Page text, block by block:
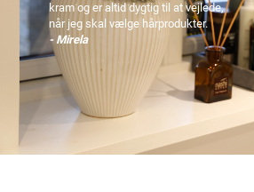
kram og er altid dygtig til at vejlede,
når jeg skal vælge hårprodukter.
- Mirela